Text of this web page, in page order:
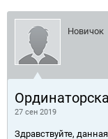
Новичок
27 сен 2019
Здравствуйте,